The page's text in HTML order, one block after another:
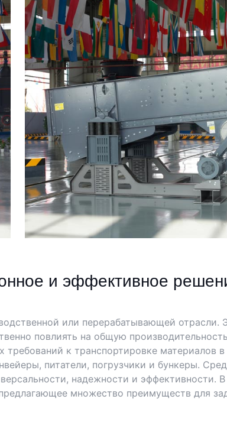
и эффективное
или перерабатывающей отрасли.
повлиять на общую
к транспортировке материалов
питатели, погрузчики и бункеры.
надежности и эффективности.
множество преимуществ для